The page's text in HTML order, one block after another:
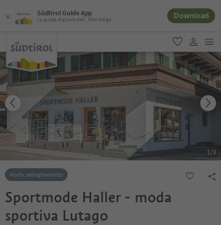
Südtirol Guide App
La guida digitale dell´Alto Adige Download
favoriti
user link
1/3
Moda, abbigliamento
Sportmode Haller - moda
sportiva Lutago